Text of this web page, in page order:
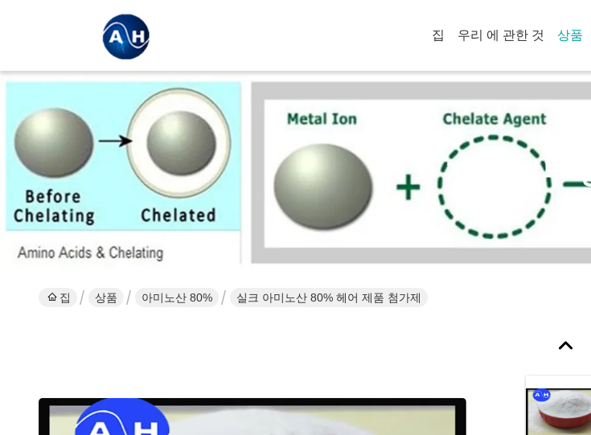
집 우리 에 관한 것 상품
제품 세부
집 상품 아미노산 80% 실크 아미노산 80% 헤어 제품 첨가제